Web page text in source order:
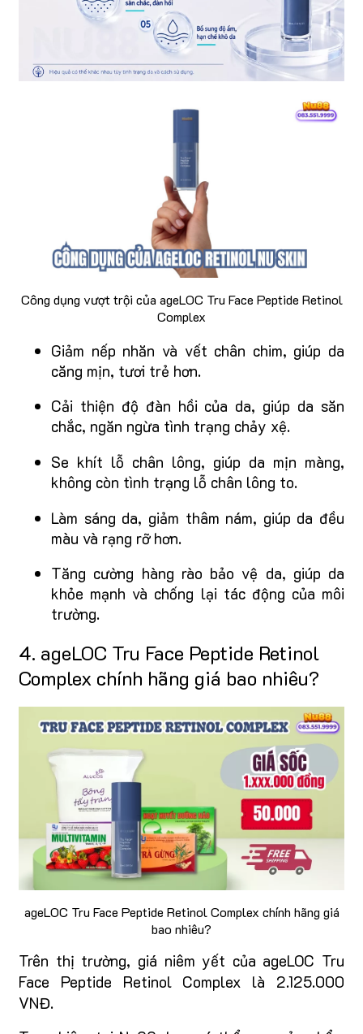
Công dụng vượt trội của ageLOC Tru Face Peptide Retinol
Complex
Giảm nếp nhăn và vết chân chim, giúp da
căng mịn, tươi trẻ hơn.
Cải thiện độ đàn hồi của da, giúp da săn
chắc, ngăn ngừa tình trạng chảy xệ.
Se khít lỗ chân lông, giúp da mịn màng,
không còn tình trạng lỗ chân lông to.
Làm sáng da, giảm thâm nám, giúp da đều
màu và rạng rỡ hơn.
Tăng cường hàng rào bảo vệ da, giúp da
khỏe mạnh và chống lại tác động của môi
trường.
4. ageLOC Tru Face Peptide Retinol
Complex chính hãng giá bao nhiêu?
ageLOC Tru Face Peptide Retinol Complex chính hãng giá
bao nhiêu?
Trên thị trường, giá niêm yết của ageLOC Tru
Face Peptide Retinol Complex là 2.125.000
VNĐ.